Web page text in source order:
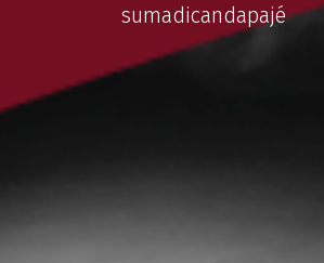
sumadicandapajé